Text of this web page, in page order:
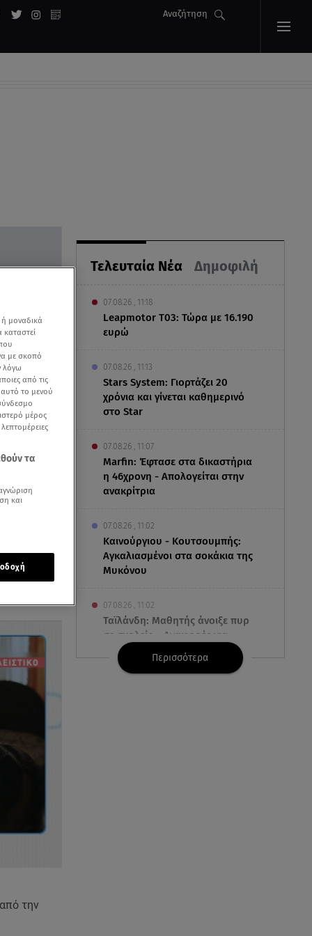
Αναζήτηση
Τελευταία Νέα Δημοφιλή
07.08.26 , 11:18
Leapmotor T03: Τώρα με 16.190
ευρώ
07.08.26 , 11:13
Stars System: Γιορτάζει 20
χρόνια και γίνεται καθημερινό
στο Star
07.08.26 , 11:07
Marfin: Έφτασε στα δικαστήρια
η 46χρονη - Απολογείται στην
ανακρίτρια
07.08.26 , 11:02
Καινούργιου - Κουτσουμπής:
Αγκαλιασμένοι στα σοκάκια της
Μυκόνου
07.08.26 , 11:02
Ταϊλάνδη: Μαθητής άνοιξε πυρ
σε σχολείο - Αναφορές για
νεκρούς
Περισσότερα
την
μοναδικά
με σκοπό
λόγω
από τις
αυτό το μενού
μέρος
τα
και